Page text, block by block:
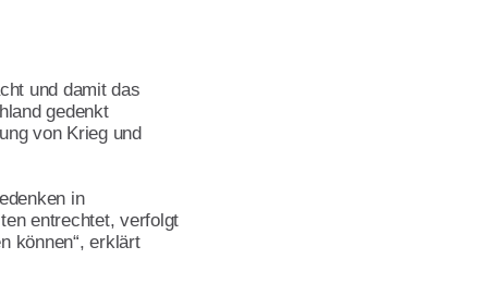
und damit das
gedenkt
von Krieg und
in
entrechtet, verfolgt
können“, erklärt